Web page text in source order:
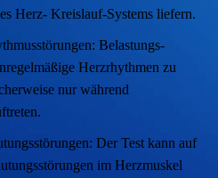
Herz- Kreislauf-Systems liefern.
Belastungs-
Herzrhythmen zu
nur während
Der Test kann auf
im Herzmuskel